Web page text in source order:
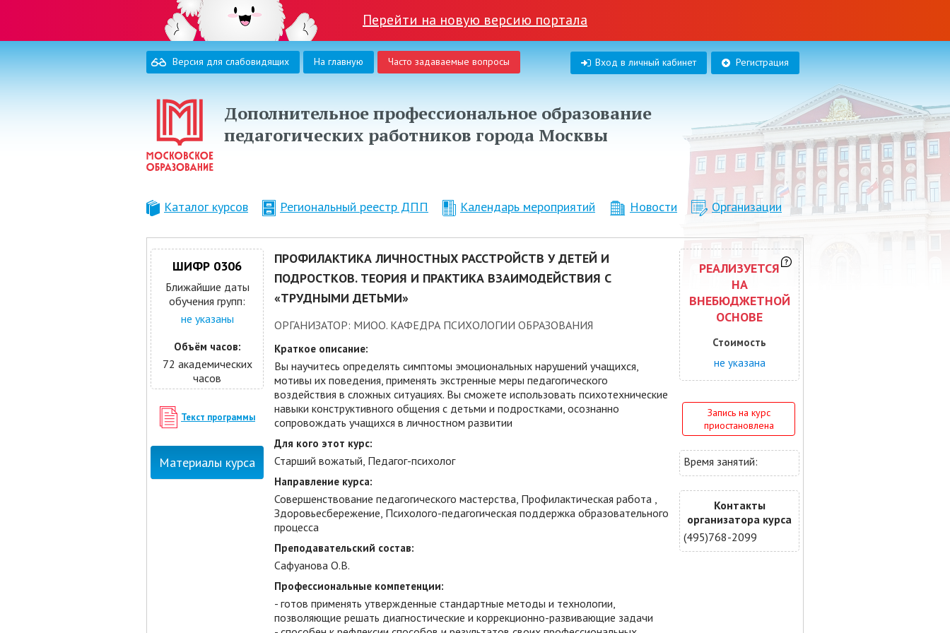
Перейти на новую версию портала
Версия для слабовидящих На главную Часто задаваемые вопросы Регистрация
Вход в личный кабинет
Дополнительное профессиональное образование
педагогических работников города Москвы
Каталог курсов Региональный реестр ДПП Календарь мероприятий Новости Организации
ШИФР 0306
Ближайшие даты
обучения групп:
не указаны
Объём часов:
72 академических
часов
Текст программы
Материалы курса
ПРОФИЛАКТИКА ЛИЧНОСТНЫХ РАССТРОЙСТВ У ДЕТЕЙ И
ПОДРОСТКОВ. ТЕОРИЯ И ПРАКТИКА ВЗАИМОДЕЙСТВИЯ С
«ТРУДНЫМИ ДЕТЬМИ»
ОРГАНИЗАТОР: МИОО. КАФЕДРА ПСИХОЛОГИИ ОБРАЗОВАНИЯ
Краткое описание:
Вы научитесь определять симптомы эмоциональных нарушений учащихся,
мотивы их поведения, применять экстренные меры педагогического
воздействия в сложных ситуациях. Вы сможете использовать психотехнические
навыки конструктивного общения с детьми и подростками, осознанно
сопровождать учащихся в личностном развитии
Для кого этот курс:
Старший вожатый, Педагог-психолог
Направление курса:
Совершенствование педагогического мастерства, Профилактическая работа ,
Здоровьесбережение, Психолого-педагогическая поддержка образовательного
процесса
Преподавательский состав:
Сафуанова О.В.
Профессиональные компетенции:
- готов применять утвержденные стандартные методы и технологии,
позволяющие решать диагностические и коррекционно-развивающие задачи
РЕАЛИЗУЕТСЯ
НА
ВНЕБЮДЖЕТНОЙ
ОСНОВЕ
Стоимость
не указана
Запись на курс
приостановлена
Время занятий:
Контакты
организатора курса
(495)768-2099